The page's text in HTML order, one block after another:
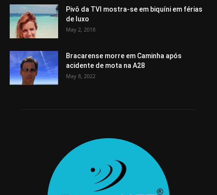
Pivô da TVI mostra-se em biquíni em férias
de luxo
May 2, 2018
Bracarense morre em Caminha após
acidente de mota na A28
May 8, 2022